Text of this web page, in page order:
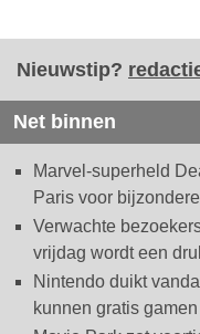
Nieuwstip?
Net binnen
Marvel-superheld
Paris voor
Verwachte
vrijdag wordt een
Nintendo duikt
kunnen gratis gamen